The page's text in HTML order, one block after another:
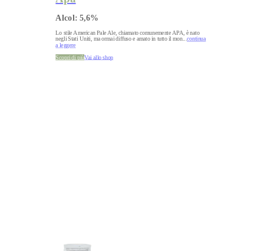
Alcol: 5,6%
Lo stile American Pale Ale, chiamato comunemente APA, è nato
negli Stati Uniti, ma ormai diffuso e amato in tutto il mon... continua
a leggere
Scopri di piùVai allo shop